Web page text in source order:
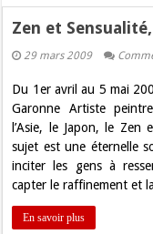
Zen et
29 mars 2009
Du 1er avril au 5 mai
Garonne Artiste
l’Asie, le Japon, le
sujet est une éternelle
inciter les gens à
capter le raffinement et
En savoir plus